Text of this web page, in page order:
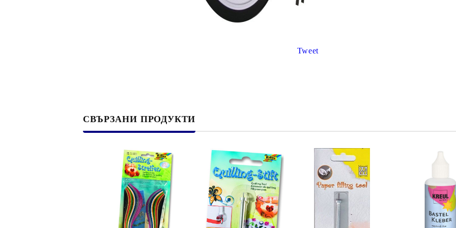
Почистващи средства и апликатори за
VERSACRAFT - За текстил, дърво,
VERSAMAGIC - Chalk ink,
BRILLIANCE - Пигментно мастило
ГУМЕНИ ПЕЧАТИ
ПОЛИМЕРНИ ПЕЧАТИ И
ПЕЧАТИ ЗА ВОСЪК И ЦВЕТНИ
ВОСЪЦИ
картички
Перлени , Металик , Брокат
хартии
Цветни и крафт картони /
Креативни и ръчни картони
Креп, тишу, деко велпапе и
Цветен и фигурален паус
Tweet
СВЪРЗАНИ ПРОДУКТИ